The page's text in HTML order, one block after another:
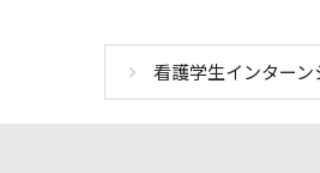
看護学生インター